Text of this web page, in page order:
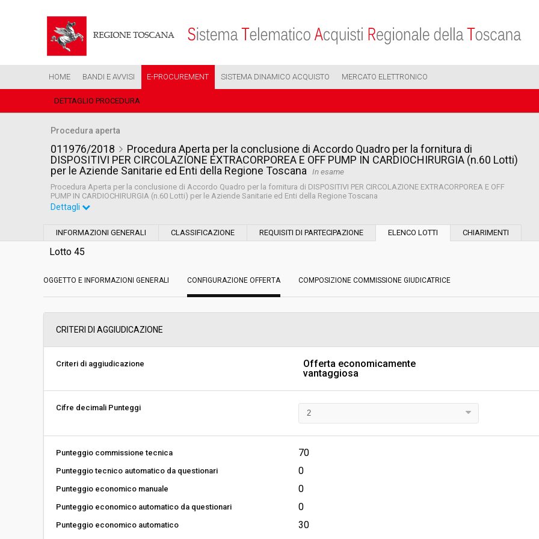
HOME BANDI E AVVISI E-PROCUREMENT SISTEMA DINAMICO ACQUISTO MERCATO ELETTRONICO
DETTAGLIO PROCEDURA
Procedura aperta
011976/2018
Procedura Aperta per la conclusione di Accordo Quadro per la fornitura di
DISPOSITIVI PER CIRCOLAZIONE EXTRACORPOREA E OFF PUMP IN CARDIOCHIRURGIA (n.60 Lotti)
per le Aziende Sanitarie ed Enti della Regione Toscana
In esame
Procedura Aperta per la conclusione di Accordo Quadro per la fornitura di DISPOSITIVI PER CIRCOLAZIONE EXTRACORPOREA E OFF
PUMP IN CARDIOCHIRURGIA (n.60 Lotti) per le Aziende Sanitarie ed Enti della Regione Toscana
Tipo di contratto:
Data pubblicazione: 08/06/2018 12:59 Scelta del contraente:
Svolgimento: Gara in busta chiusa Valore stimato della procedura:
Dettagli
INFORMAZIONI GENERALI CLASSIFICAZIONE REQUISITI DI PARTECIPAZIONE ELENCO LOTTI CHIARIMENTI
Lotto 45
OGGETTO E INFORMAZIONI GENERALI CONFIGURAZIONE OFFERTA COMPOSIZIONE COMMISSIONE GIUDICATRICE
CRITERI DI AGGIUDICAZIONE
Criteri di aggiudicazione
Offerta economicamente
vantaggiosa
Cifre decimali Punteggi
Punteggio commissione tecnica 70
Punteggio tecnico automatico da questionari 0
Punteggio economico manuale 0
Punteggio economico automatico da questionari 0
Punteggio economico automatico 30